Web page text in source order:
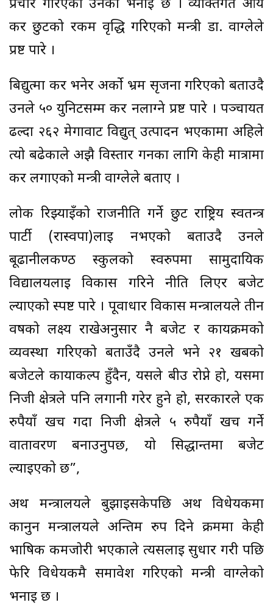
प्रचार गरिएको उनको भनाइ छ । व्यक्तिगत आय
कर छुटको रकम वृद्धि गरिएको मन्त्री डा. वाग्लेले
प्रष्ट पारे ।
बिद्युत्मा कर भनेर अर्को भ्रम सृजना गरिएको बताउदै
उनले ५० युनिटसम्म कर नलाग्ने प्रष्ट पारे । पञ्चायत
ढल्दा २६२ मेगावाट विद्युत् उत्पादन भएकामा अहिले
त्यो बढेकाले अझै विस्तार गर्नका लागि केही मात्रामा
कर लगाएको मन्त्री वाग्लेले बताए ।
लोक रिझ्याइँको राजनीति गर्ने छुट राष्ट्रिय स्वतन्त्र
पार्टी (रास्वपा)लाई नभएको बताउदै उनले
बूढानीलकण्ठ स्कुलको स्वरुपमा सामुदायिक
विद्यालयलाई विकास गरिने नीति लिएर बजेट
ल्याएको स्पष्ट पारे । पूर्वाधार विकास मन्त्रालयले तीन
वर्षको लक्ष्य राखेअनुसार नै बजेट र कार्यक्रमको
व्यवस्था गरिएको बताउँदै उनले भने २१ खर्बको
बजेटले कायाकल्प हुँदैन, यसले बीउ रोप्ने हो, यसमा
निजी क्षेत्रले पनि लगानी गरेर हुने हो, सरकारले एक
रुपैयाँ खर्च गर्दा निजी क्षेत्रले ५ रुपैयाँ खर्च गर्ने
वातावरण बनाउनुपर्छ, यो सिद्धान्तमा बजेट
ल्याइएको छ”,
अर्थ मन्त्रालयले बुझाइसकेपछि अर्थ विधेयकमा
कानुन मन्त्रालयले अन्तिम रुप दिने क्रममा केही
भाषिक कमजोरी भएकाले त्यसलाई सुधार गरी पछि
फेरि विधेयकमै समावेश गरिएको मन्त्री वाग्लेको
भनाइ छ ।